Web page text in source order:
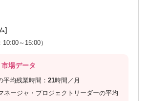
]
～15:00）
市場データ
平均残業時間：21時間／月
ネージャ・プロジェクトリーダーの平均